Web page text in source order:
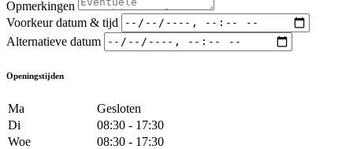
Opmerkingen
Voorkeur datum & tijd
Alternatieve datum
Openingstijden
Ma
Gesloten
Di
08:30 - 17:30
Woe
08:30 - 17:30